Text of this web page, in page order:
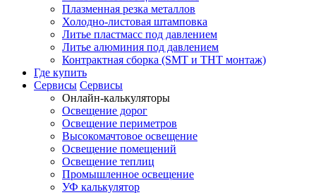
Плазменная резка металлов
Холодно-листовая штамповка
Литье пластмасс под давлением
Литье алюминия под давлением
Контрактная сборка (SMT и THT монтаж)
Где купить
Сервисы Сервисы
Онлайн-калькуляторы
Освещение дорог
Освещение периметров
Высокомачтовое освещение
Освещение помещений
Освещение теплиц
Промышленное освещение
УФ калькулятор